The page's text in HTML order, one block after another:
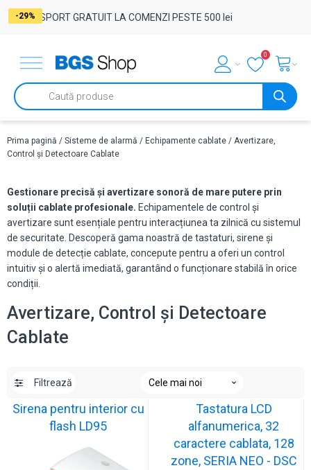
TRANSPORT GRATUIT LA COMENZI PESTE 500 lei
0
Products
search
Prima pagină / Sisteme de alarmă / Echipamente cablate / Avertizare,
Control și Detectoare Cablate
Gestionare precisă și avertizare sonoră de mare putere prin
soluții cablate profesionale. Echipamentele de control și
avertizare sunt esențiale pentru interacțiunea ta zilnică cu sistemul
de securitate. Descoperă gama noastră de tastaturi, sirene și
module de detecție cablate, concepute pentru a oferi un control
intuitiv și o alertă imediată, garantând o funcționare stabilă în orice
condiții.
Avertizare, Control și Detectoare
Cablate
Filtrează
-17%
Sirena pentru interior cu
flash LD95
-32%
Tastatura LCD
alfanumerica, 32
caractere cablata, 128
zone, SERIA NEO - DSC
-30%
-30%
-29%
-26%
-25%
-26%
-30%
-17%
-18%
-17%
-17%
-7%
-7%
-7%
-7%
-6%
-6%
-7%
-7%
-18%
-28%
-29%